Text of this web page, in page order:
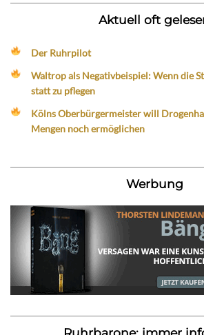
Aktuell oft
Der Ruhrpilot
Waltrop als Negativbeispiel: Wenn die
statt zu pflegen
Kölns Oberbürgermeister will
Mengen noch ermöglichen
Werbung